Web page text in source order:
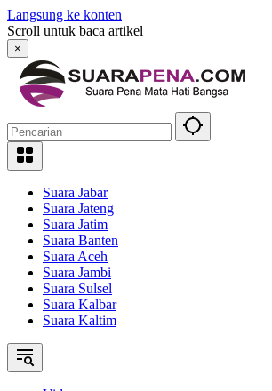
Langsung ke konten
Scroll untuk baca artikel
×
Suara Jabar
Suara Jateng
Suara Jatim
Suara Banten
Suara Aceh
Suara Jambi
Suara Sulsel
Suara Kalbar
Suara Kaltim